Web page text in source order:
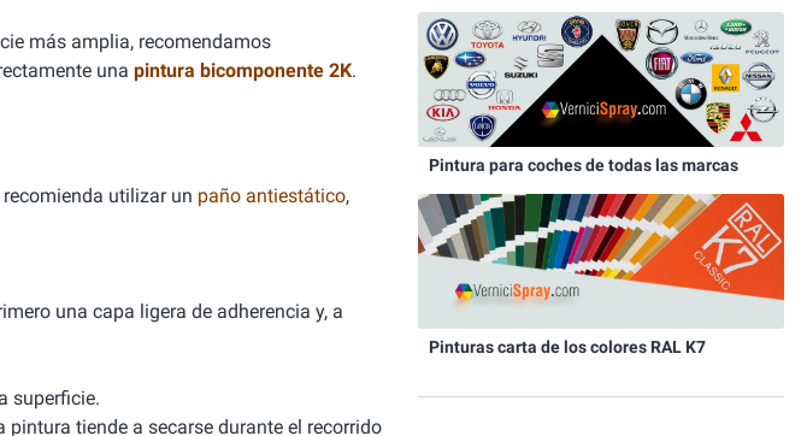
más amplia, recomendamos
una pintura bicomponente 2K.
recomienda utilizar un paño antiestático,
una capa ligera de adherencia y, a
superficie.
tiende a secarse durante el recorrido
Pintura para coches de todas las marcas
Pinturas carta de los colores RAL K7